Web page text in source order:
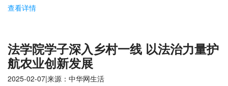
查看详情
法学院学子深入乡村一线 以法治力量护
航农业创新发展
2025-02-07|来源：中华网生活